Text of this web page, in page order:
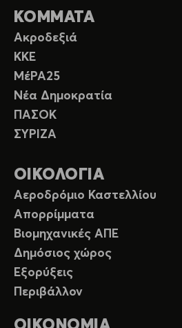
ΚΟΜΜΑΤΑ
Ακροδεξιά
ΚΚΕ
ΜέΡΑ25
Νέα Δημοκρατία
ΠΑΣΟΚ
ΣΥΡΙΖΑ
ΟΙΚΟΛΟΓΙΑ
Αεροδρόμιο Καστελλίου
Απορρίμματα
Βιομηχανικές ΑΠΕ
Δημόσιος χώρος
Εξορύξεις
Περιβάλλον